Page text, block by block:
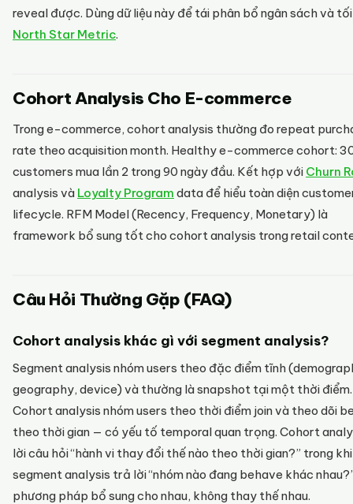
reveal được. Dùng dữ liệu này để tái phân bổ ngân sách và
North Star Metric.
Cohort Analysis Cho E-commerce
Trong e-commerce, cohort analysis thường đo repeat
rate theo acquisition month. Healthy e-commerce cohort:
customers mua lần 2 trong 90 ngày đầu. Kết hợp với Churn
analysis và Loyalty Program data để hiểu toàn diện
lifecycle. RFM Model (Recency, Frequency, Monetary) là
framework bổ sung tốt cho cohort analysis trong retail
Câu Hỏi Thường Gặp (FAQ)
Cohort analysis khác gì với segment analysis?
Segment analysis nhóm users theo đặc điểm tĩnh
geography, device) và thường là snapshot tại một thời điểm.
Cohort analysis nhóm users theo thời điểm join và theo dõi
theo thời gian — có yếu tố temporal quan trọng. Cohort
lời câu hỏi “hành vi thay đổi thế nào theo thời gian?” trong khi
segment analysis trả lời “nhóm nào đang behave khác
phương pháp bổ sung cho nhau, không thay thế nhau.